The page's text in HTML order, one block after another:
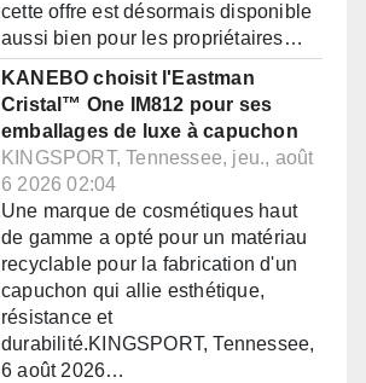
cette offre est désormais disponible
aussi bien pour les propriétaires…
KANEBO choisit l'Eastman
Cristal™ One IM812 pour ses
emballages de luxe à capuchon
KINGSPORT, Tennessee, jeu., août
6 2026 02:04
Une marque de cosmétiques haut
de gamme a opté pour un matériau
recyclable pour la fabrication d'un
capuchon qui allie esthétique,
résistance et
durabilité.KINGSPORT, Tennessee,
6 août 2026…